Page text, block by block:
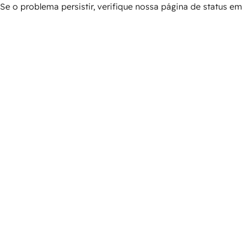
Se o problema persistir, verifique nossa página de status em